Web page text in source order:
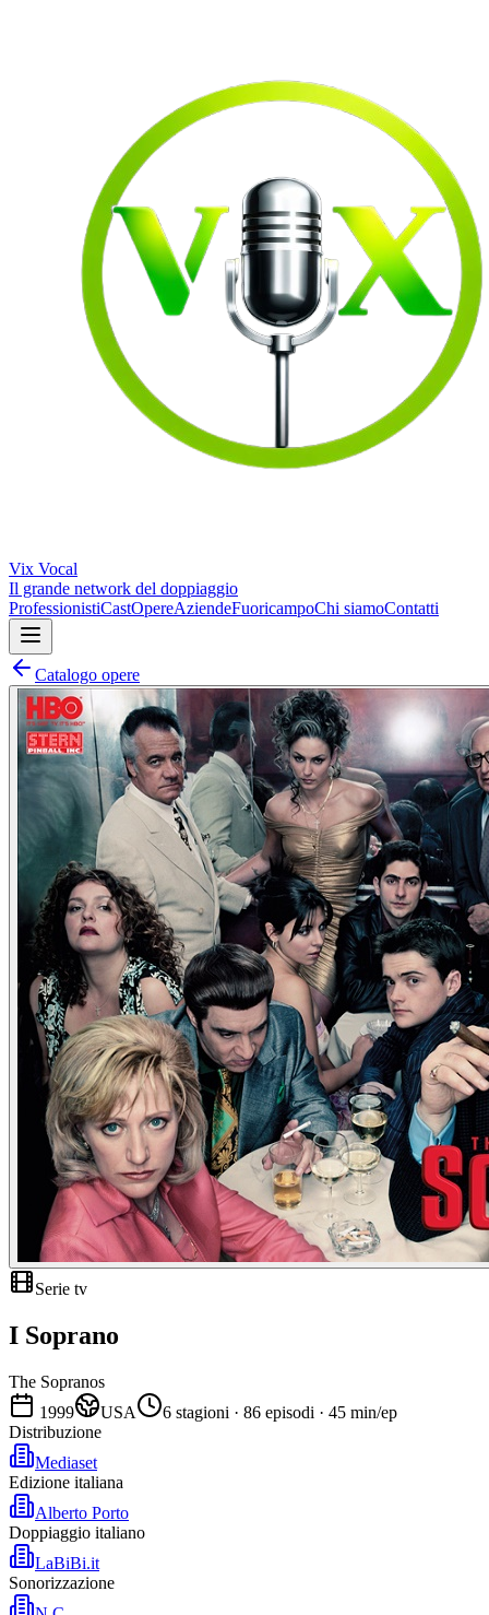
Vix Vocal
Il grande network del doppiaggio
ProfessionistiCastOpereAziendeFuoricampoChi siamoContatti
Catalogo opere
Serie tv
I Soprano
The Sopranos
1999
USA
6 stagioni · 86 episodi · 45 min/ep
Distribuzione
Mediaset
Edizione italiana
Alberto Porto
Doppiaggio italiano
LaBiBi.it
Sonorizzazione